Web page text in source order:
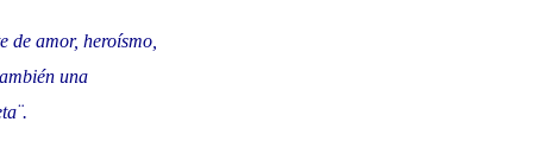
de amor, heroísmo,
una